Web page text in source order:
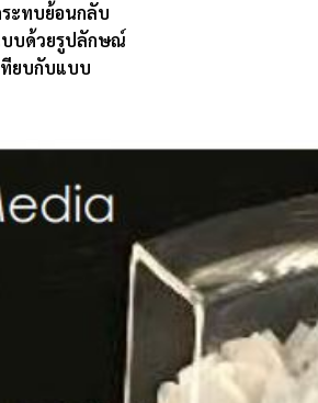
ะทบย้อนกลับ
บบด้วยรูปลักษณ์
ทียบกับแบบ